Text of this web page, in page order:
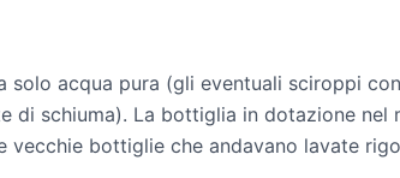
acqua pura (gli eventuali sciroppi
schiuma). La bottiglia in dotazione nel
bottiglie che andavano lavate